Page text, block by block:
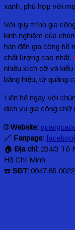
xanh, phù hợp với
Với quy trình gia
kinh nghiệm của
hàn đến gia công bề
chất lượng cao nhất.
nhiều kích cỡ và kiểu
bảng hiệu, từ quảng
Liên hệ ngay với
dịch vụ gia công chữ
🌐Website:
🔗 Fanpage:
🏠 Địa chỉ: 234/3 Tô
Hồ Chí Minh
☎️ SĐT: 0947.85.0022